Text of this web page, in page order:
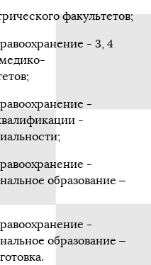
факультетов;
- 3, 4
-
-
-
образование –
-
образование –